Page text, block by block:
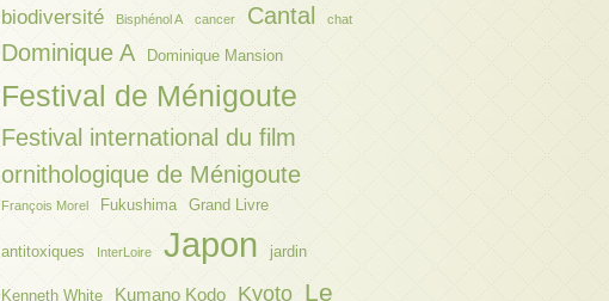
biodiversité Bisphénol A cancer Cantal chat
Dominique A Dominique Mansion
Festival de Ménigoute
Festival international du film
ornithologique de Ménigoute
François Morel Fukushima Grand Livre
antitoxiques InterLoire Japon jardin
Kenneth White Kumano Kodo Kyoto Le